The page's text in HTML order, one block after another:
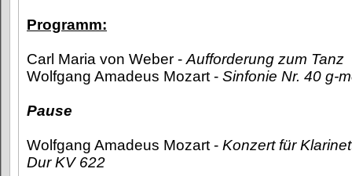
Programm:
Carl Maria von Weber -Aufforderung zum Tanz
Wolfgang Amadeus Mozart - Sinfonie Nr. 40 g-
Pause
Wolfgang Amadeus Mozart - Konzert für
Dur KV 622